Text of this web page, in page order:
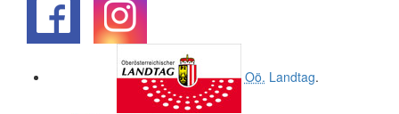
Oö. Landtag.